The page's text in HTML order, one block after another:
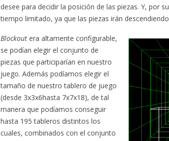
desee para decidir la posición de las piezas. Y, por
tiempo limitado, ya que las piezas irán
Blockout era altamente configurable,
se podían elegir el conjunto de
piezas que participarían en nuestro
juego. Además podíamos elegir el
tamaño de nuestro tablero de juego
(desde 3x3x6hasta 7x7x18), de tal
manera que podíamos conseguir
hasta 195 tableros distintos los
cuales, combinados con el conjunto